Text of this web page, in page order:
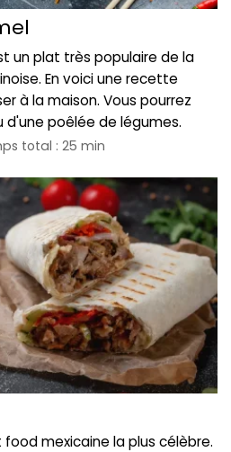
un plat très populaire de la
En voici une recette
à la maison. Vous pourrez
poêlée de légumes.
total : 25 min
mexicaine la plus célèbre.